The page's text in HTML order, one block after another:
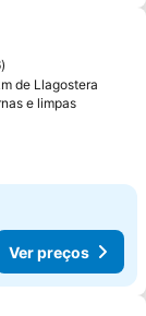
de Llagostera
e limpasVer
Ver preços